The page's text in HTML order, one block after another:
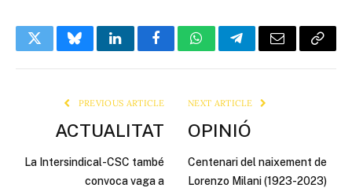
TwitterBlueskyLinkedInFacebookWhatsAppTelegramEmail Copy
PREVIOUS ARTICLE
ACTUALITAT
La Intersindical-CSC també
convoca vaga a
NEXT ARTICLE
OPINIÓ
Centenari del naixement de
Lorenzo Milani (1923-2023)